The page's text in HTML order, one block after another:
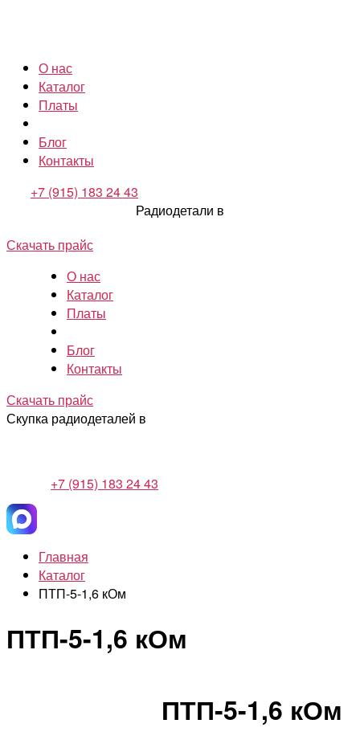
О нас
Каталог
Платы
Блог
Контакты
+7 (915) 183 24 43
Радиодетали в
Скачать прайс
О нас
Каталог
Платы
Блог
Контакты
Скачать прайс
Скупка радиодеталей в
+7 (915) 183 24 43
Главная
Каталог
ПТП-5-1,6 кОм
ПТП-5-1,6 кОм
ПТП-5-1,6 кОм